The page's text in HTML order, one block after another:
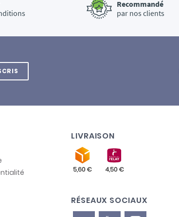
Recommandé
par nos clients
LIVRAISON
RÉSEAUX SOCIAUX